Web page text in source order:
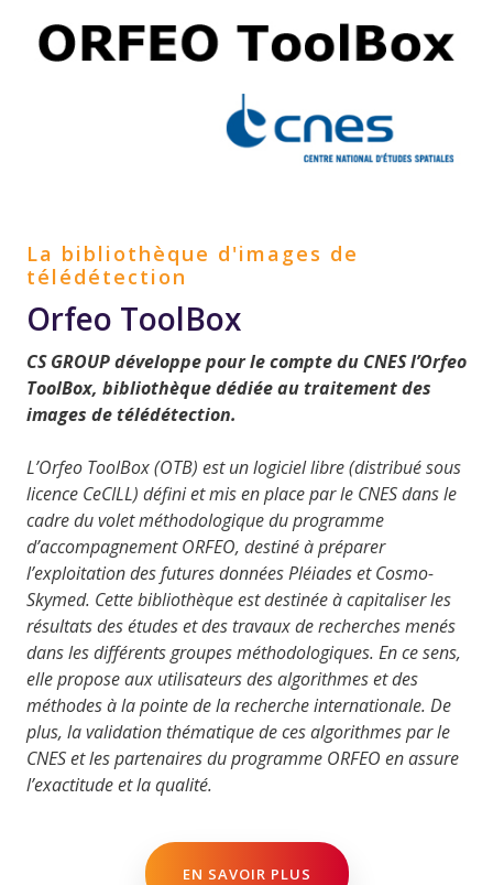
La bibliothèque d'images de
télédétection
Orfeo ToolBox
CS GROUP développe pour le compte du CNES l’Orfeo
ToolBox, bibliothèque dédiée au traitement des
images de télédétection.
L’Orfeo ToolBox (OTB) est un logiciel libre (distribué sous
licence CeCILL) défini et mis en place par le CNES dans le
cadre du volet méthodologique du programme
d’accompagnement ORFEO, destiné à préparer
l’exploitation des futures données Pléiades et Cosmo-
Skymed. Cette bibliothèque est destinée à capitaliser les
résultats des études et des travaux de recherches menés
dans les différents groupes méthodologiques. En ce sens,
elle propose aux utilisateurs des algorithmes et des
méthodes à la pointe de la recherche internationale. De
plus, la validation thématique de ces algorithmes par le
CNES et les partenaires du programme ORFEO en assure
l’exactitude et la qualité.
EN SAVOIR PLUS